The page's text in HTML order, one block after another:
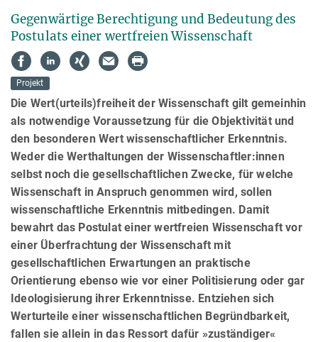
Gegenwärtige Berechtigung und Bedeutung des
Postulats einer wertfreien Wissenschaft
Projekt
Die Wert(urteils)freiheit der Wissenschaft gilt gemeinhin
als notwendige Voraussetzung für die Objektivität und
den besonderen Wert wissenschaftlicher Erkenntnis.
Weder die Werthaltungen der Wissenschaftler:innen
selbst noch die gesellschaftlichen Zwecke, für welche
Wissenschaft in Anspruch genommen wird, sollen
wissen­schaft­li­che Erkenntnis mitbedingen. Damit
bewahrt das Postulat einer wertfreien Wissenschaft vor
einer Überfrachtung der Wissenschaft mit
gesellschaftlichen Erwartungen an praktische
Orientierung ebenso wie vor einer Politi­sie­rung oder gar
Ideologisierung ihrer Erkenntnisse. Entziehen sich
Werturteile einer wissenschaftlichen Begründ­bar­keit,
fallen sie allein in das Ressort dafür »zuständiger«